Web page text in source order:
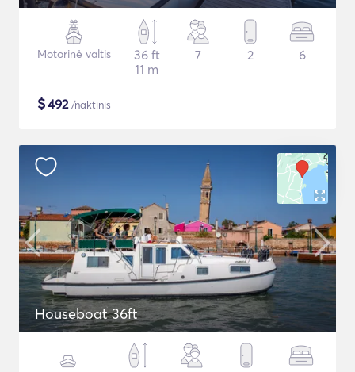
Motorinė valtis
36 ft
11 m
7 2 6
$492/naktinis
Houseboat 36ft